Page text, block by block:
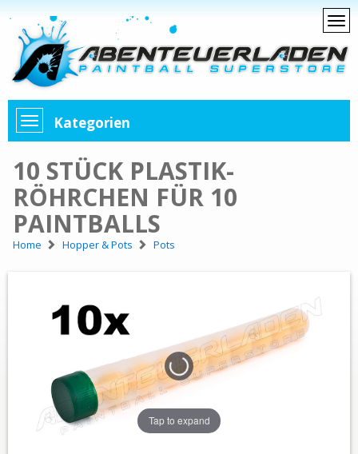
Kategorien
10 STÜCK PLASTIK-
RÖHRCHEN FÜR 10
PAINTBALLS
Home Hopper & Pots Pots
Tap to expand